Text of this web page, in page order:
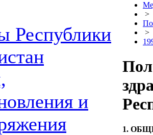
Республики
и
>
>
1.